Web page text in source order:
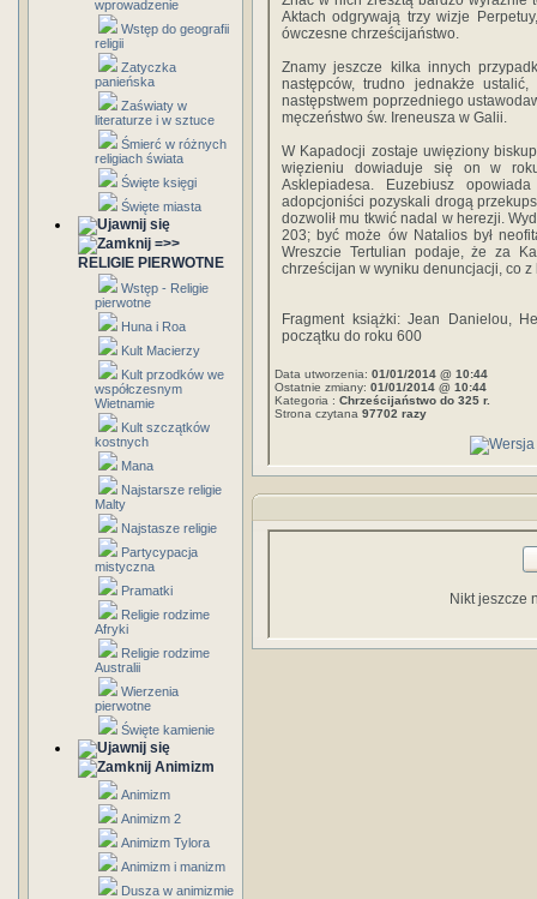
wprowadzenie
Wstęp do geografii
religii
Zatyczka
panieńska
Zaświaty w
literaturze i w sztuce
Śmierć w różnych
religiach świata
Święte księgi
Święte miasta
=>>
RELIGIE PIERWOTNE
Wstęp - Religie
pierwotne
Huna i Roa
Kult Macierzy
Kult przodków we
współczesnym
Wietnamie
Kult szczątków
kostnych
Mana
Najstarsze religie
Malty
Najstasze religie
Partycypacja
mistyczna
Pramatki
Religie rodzime
Afryki
Religie rodzime
Australii
Wierzenia
pierwotne
Święte kamienie
Animizm
Animizm
Animizm 2
Animizm Tylora
Animizm i manizm
Dusza w animizmie
Aktach odgrywają trzy wizje
ówczesne chrześcijaństwo.
Znamy jeszcze kilka innych
następców, trudno jednakże
następstwem poprzedniego
męczeństwo św. Ireneusza w Galii.
W Kapadocji zostaje uwięziony
więzieniu dowiaduje się on w
Asklepiadesa. Euzebiusz
adopcjoniści pozyskali drogą
dozwolił mu tkwić nadal w herezji.
203; być może ów Natalios był
Wreszcie Tertulian podaje, że za
chrześcijan w wyniku denuncjacji, co
Fragment książki: Jean Danielou,
początku do roku 600
Data utworzenia: 01/01/2014 @ 10:44
Ostatnie zmiany: 01/01/2014 @ 10:44
Kategoria : Chrześcijaństwo do 325 r.
Strona czytana 97702 razy
Nikt jeszcze